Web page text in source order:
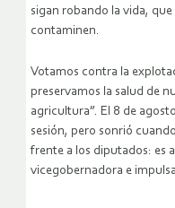
sigan robando la vida,
contaminen.
Votamos contra la
preservamos la salud de
agricultura”. El 8 de
sesión, pero sonrió
frente a los diputados: es
vicegobernadora e